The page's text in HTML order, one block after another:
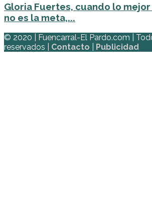
Gloria Fuertes, cuando lo
no es la meta,...
© 2020 | Fuencarral-El Pardo.com |
reservados | Contacto Publicidad